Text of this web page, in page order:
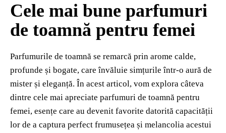
Cele mai bune parfumuri
de toamnă pentru femei
Parfumurile de toamnă se remarcă prin arome calde,
profunde și bogate, care învăluie simțurile într-o aură de
mister și eleganță. În acest articol, vom explora câteva
dintre cele mai apreciate parfumuri de toamnă pentru
femei, esențe care au devenit favorite datorită capacității
lor de a captura perfect frumusețea și melancolia acestui